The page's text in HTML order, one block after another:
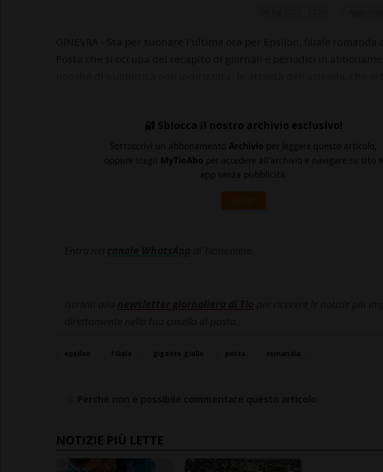
🔐 Sblocca il nostro archivio esclusivo!
Sottoscrivi un abbonamento Archivio per leggere questo articolo,
oppure scegli MyTioAbo per accedere all'archivio e navigare su sito e
app senza pubblicità.
ACCEDI
NOTIZIE PIÙ LETTE